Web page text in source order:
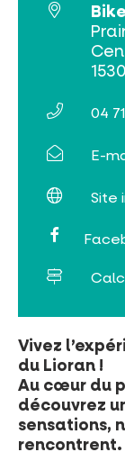
Vivez
du Lioran !
Au cœur du
découvrez
sensations,
rencontrent.
04
E-
Site